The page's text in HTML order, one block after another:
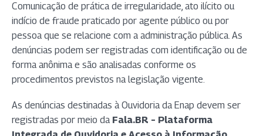
Comunicação de prática de irregularidade, ato ilícito ou
indício de fraude praticado por agente público ou por
pessoa que se relacione com a administração pública. As
denúncias podem ser registradas com identificação ou de
forma anônima e são analisadas conforme os
procedimentos previstos na legislação vigente.
As denúncias destinadas à Ouvidoria da Enap devem ser
registradas por meio da Fala.BR – Plataforma